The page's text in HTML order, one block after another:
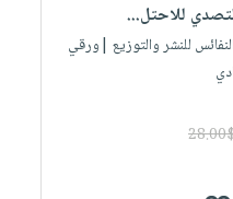
للاحتل...
للنشر والتوزيع |ورقي